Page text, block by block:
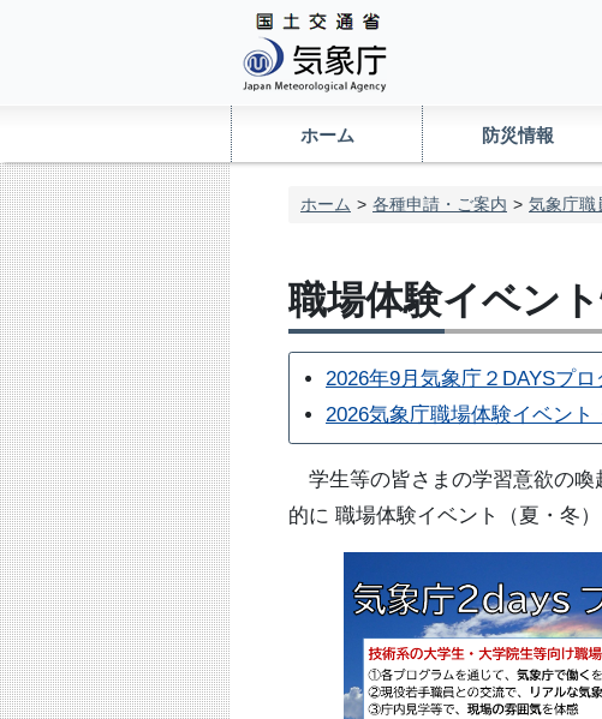
ホーム 防災情報
ホーム 各種申請・ご案内 気象庁職
職場体験イベン
2026年9月気象庁２DAYSプ
2026気象庁職場体験イベント
学生等の皆さまの学習意欲の喚
的に 職場体験イベント（夏・冬）